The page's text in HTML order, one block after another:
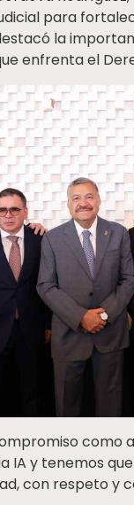
para
la
enfrenta el
como
IA y tenemos
con respeto y